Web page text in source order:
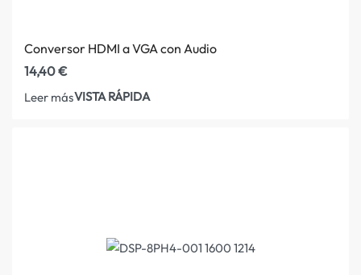
Conversor HDMI a VGA con Audio
14,40€
Leer másVISTA RÁPIDA